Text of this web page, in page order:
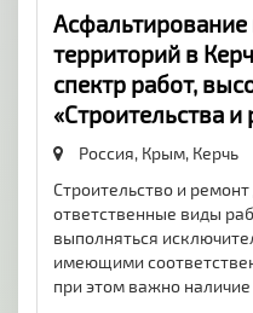
Асфальтирование
территорий в
спектр работ,
«Строительства и
Россия, Крым, Керчь
Строительство и ремонт
ответственные виды
выполняться
имеющими
при этом важно наличие